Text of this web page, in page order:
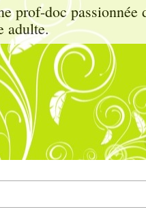
prof-doc passionnée
adulte.